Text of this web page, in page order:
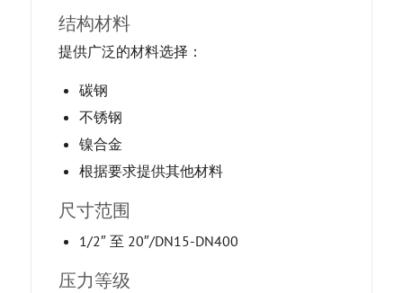
结构材料
提供广泛的材料选择：
碳钢
不锈钢
镍合金
根据要求提供其他材料
尺寸范围
1/2″ 至 20″/DN15-DN400
压力等级